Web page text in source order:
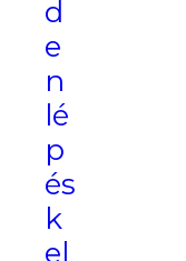
d
e
n
lé
p
és
k
el